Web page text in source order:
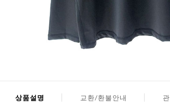
상품설명 교환/환불안내